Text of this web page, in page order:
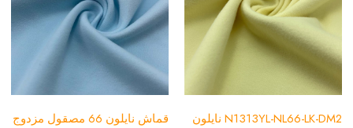
N1313YL-NL66-LK-DM2 نايلون
قماش نايلون 66 مصقول مزدوج